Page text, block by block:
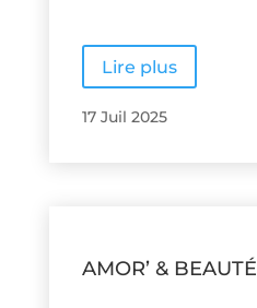
Lire plus
17 Juil 2025
AMOR’ & BEAUTÉ